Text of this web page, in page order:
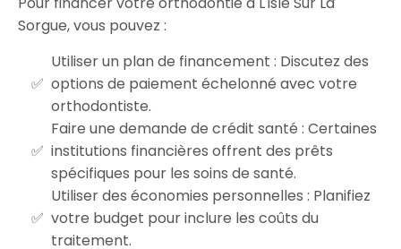
Sorgue, vous pouvez :
Utiliser un plan de financement : Discutez des
options de paiement échelonné avec votre
orthodontiste.
Faire une demande de crédit santé : Certaines
institutions financières offrent des prêts
spécifiques pour les soins de santé.
Utiliser des économies personnelles : Planifiez
votre budget pour inclure les coûts du
traitement.